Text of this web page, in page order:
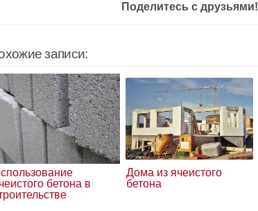
Поделитесь с друзьями!
записи:
бетона в
Дома из ячеистого
бетона